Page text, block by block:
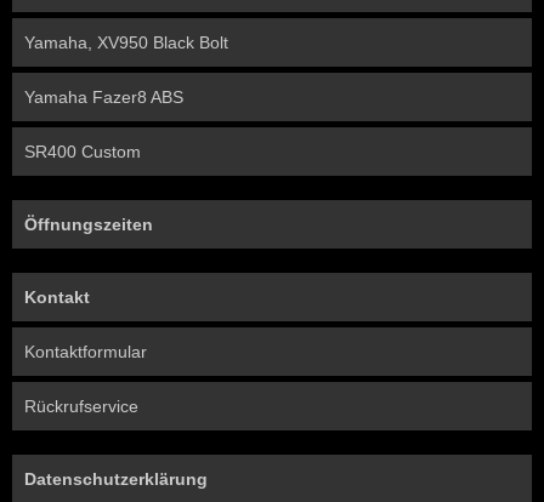
Yamaha, XV950 Black Bolt
Yamaha Fazer8 ABS
SR400 Custom
Öffnungszeiten
Kontakt
Kontaktformular
Rückrufservice
Datenschutzerklärung